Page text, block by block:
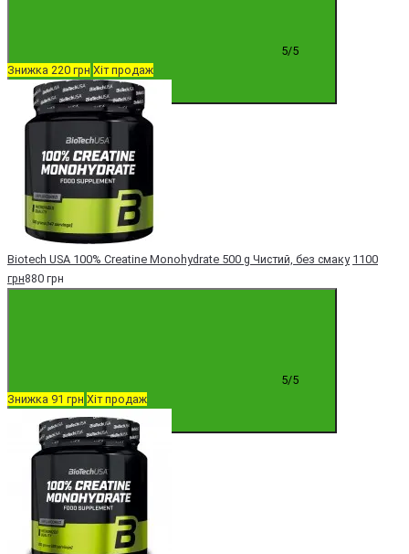
Купити
5/5
Знижка 220 грн Хіт продаж
Biotech USA 100% Creatine Monohydrate 500 g Чистий, без смаку 1100
грн880 грн
Купити
5/5
Знижка 91 грн Хіт продаж